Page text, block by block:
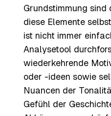
Grundstimmung sind
diese Elemente
ist nicht immer
Analysetool
wiederkehrende
oder -ideen sowie
Nuancen der
Gefühl der